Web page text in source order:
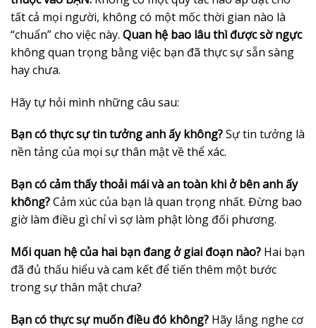
tất cả mọi người, không có một mốc thời gian nào là
“chuẩn” cho việc này. Quan hệ bao lâu thì được sờ ngực
không quan trọng bằng việc bạn đã thực sự sẵn sàng
hay chưa.
Hãy tự hỏi mình những câu sau:
Bạn có thực sự tin tưởng anh ấy không?Sự tin tưởng là
nền tảng của mọi sự thân mật về thể xác.
Bạn có cảm thấy thoải mái và an toàn khi ở bên anh ấy
không?Cảm xúc của bạn là quan trọng nhất. Đừng bao
giờ làm điều gì chỉ vì sợ làm phật lòng đối phương.
Mối quan hệ của hai bạn đang ở giai đoạn nào? Hai bạn
đã đủ thấu hiểu và cam kết để tiến thêm một bước
trong sự thân mật chưa?
Bạn có thực sự muốn điều đó không? Hãy lắng nghe cơ